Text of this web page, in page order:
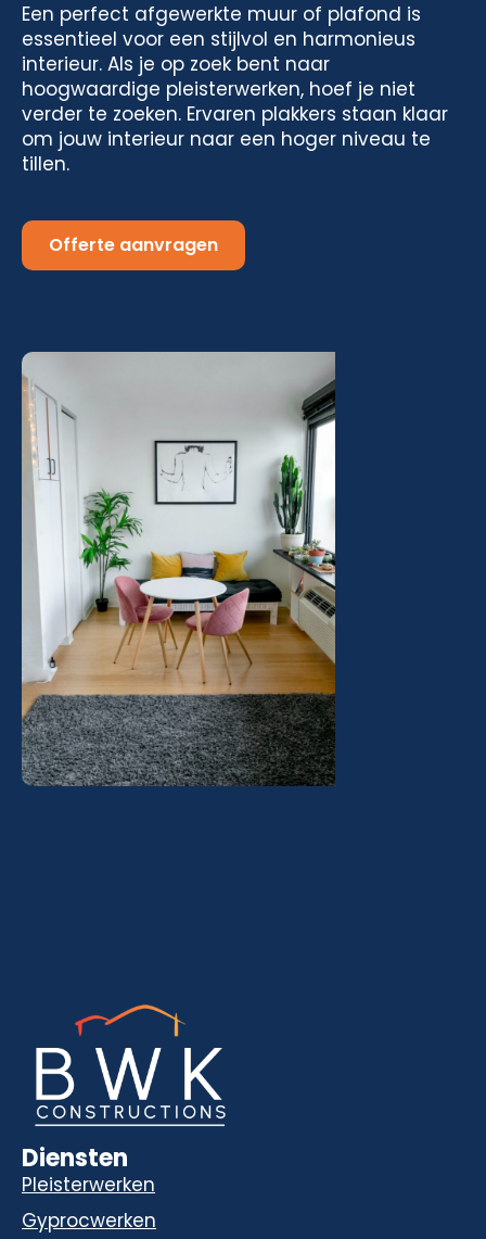
Een perfect afgewerkte muur of plafond is
essentieel voor een stijlvol en harmonieus
interieur. Als je op zoek bent naar
hoogwaardige pleisterwerken, hoef je niet
verder te zoeken. Ervaren plakkers staan klaar
om jouw interieur naar een hoger niveau te
tillen.
Offerte aanvragen
Diensten
Pleisterwerken
Gyprocwerken